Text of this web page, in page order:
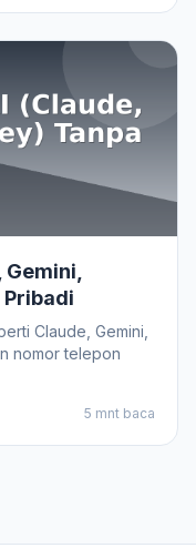
Claude, Gemini,
nomor telepon
5 mnt baca